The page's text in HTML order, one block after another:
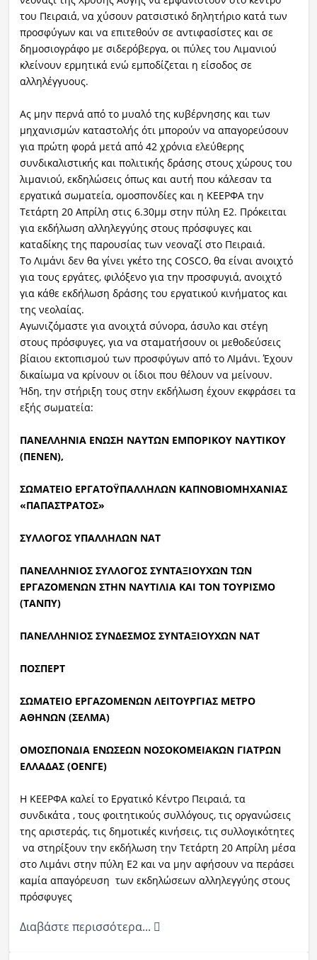
του Πειραιά, να χύσουν ρατσιστικό δηλητήριο κατά των
προσφύγων και να επιτεθούν σε αντιφασίστες και σε
δημοσιογράφο με σιδερόβεργα, οι πύλες του Λιμανιού
κλείνουν ερμητικά ενώ εμποδίζεται η είσοδος σε
αλληλέγγυους.
Ας μην περνά από το μυαλό της κυβέρνησης και των
μηχανισμών καταστολής ότι μπορούν να απαγορεύσουν
για πρώτη φορά μετά από 42 χρόνια ελεύθερης
συνδικαλιστικής και πολιτικής δράσης στους χώρους του
λιμανιού, εκδηλώσεις όπως και αυτή που κάλεσαν τα
εργατικά σωματεία, ομοσπονδίες και η ΚΕΕΡΦΑ την
Τετάρτη 20 Απρίλη στις 6.30μμ στην πύλη Ε2. Πρόκειται
για εκδήλωση αλληλεγγύης στους πρόσφυγες και
καταδίκης της παρουσίας των νεοναζί στο Πειραιά.
Το Λιμάνι δεν θα γίνει γκέτο της COSCO, θα είναι ανοιχτό
για τους εργάτες, φιλόξενο για την προσφυγιά, ανοιχτό
για κάθε εκδήλωση δράσης του εργατικού κινήματος και
της νεολαίας.
Αγωνιζόμαστε για ανοιχτά σύνορα, άσυλο και στέγη
στους πρόσφυγες, για να σταματήσουν οι μεθοδεύσεις
βίαιου εκτοπισμού των προσφύγων από το ΛΙμάνι. Έχουν
δικαίωμα να κρίνουν οι ίδιοι που θέλουν να μείνουν.
Ήδη, την στήριξη τους στην εκδήλωση έχουν εκφράσει τα
εξής σωματεία:
ΠΑΝΕΛΛΗΝΙΑ ΕΝΩΣΗ ΝΑΥΤΩΝ ΕΜΠΟΡΙΚΟΥ ΝΑΥΤΙΚΟΥ
(ΠΕΝΕΝ),
ΣΩΜΑΤΕΙΟ ΕΡΓΑΤΟΫΠΑΛΛΗΛΩΝ ΚΑΠΝΟΒΙΟΜΗΧΑΝΙΑΣ
«ΠΑΠΑΣΤΡΑΤΟΣ»
ΣΥΛΛΟΓΟΣ ΥΠΑΛΛΗΛΩΝ ΝΑΤ
ΠΑΝΕΛΛΗΝΙΟΣ ΣΥΛΛΟΓΟΣ ΣΥΝΤΑΞΙΟΥΧΩΝ ΤΩΝ
ΕΡΓΑΖΟΜΕΝΩΝ ΣΤΗΝ ΝΑΥΤΙΛΙΑ ΚΑΙ ΤΟΝ ΤΟΥΡΙΣΜΟ
(ΤΑΝΠΥ)
ΠΑΝΕΛΛΗΝΙΟΣ ΣΥΝΔΕΣΜΟΣ ΣΥΝΤΑΞΙΟΥΧΩΝ ΝΑΤ
ΠΟΣΠΕΡΤ
ΣΩΜΑΤΕΙΟ ΕΡΓΑΖΟΜΕΝΩΝ ΛΕΙΤΟΥΡΓΙΑΣ ΜΕΤΡΟ
ΑΘΗΝΩΝ (ΣΕΛΜΑ)
ΟΜΟΣΠΟΝΔΙΑ ΕΝΩΣΕΩΝ ΝΟΣΟΚΟΜΕΙΑΚΩΝ ΓΙΑΤΡΩΝ
ΕΛΛΑΔΑΣ (ΟΕΝΓΕ)
H KEEΡΦΑ καλεί το Εργατικό Κέντρο Πειραιά, τα
συνδικάτα , τους φοιτητικούς συλλόγους, τις οργανώσεις
της αριστεράς, τις δημοτικές κινήσεις, τις συλλογικότητες
να στηρίξουν την εκδήλωση την Τετάρτη 20 Απρίλη μέσα
στο Λιμάνι στην πύλη Ε2 και να μην αφήσουν να περάσει
καμία απαγόρευση των εκδηλώσεων αλληλεγγύης στους
πρόσφυγες
Διαβάστε περισσότερα...